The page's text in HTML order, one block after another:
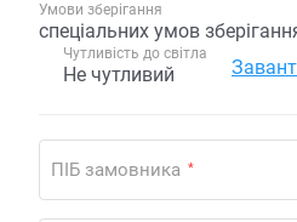
Умови зберігання
спеціальних умов
Чутливість до світла
Не чутливий
ПІБ замовника *